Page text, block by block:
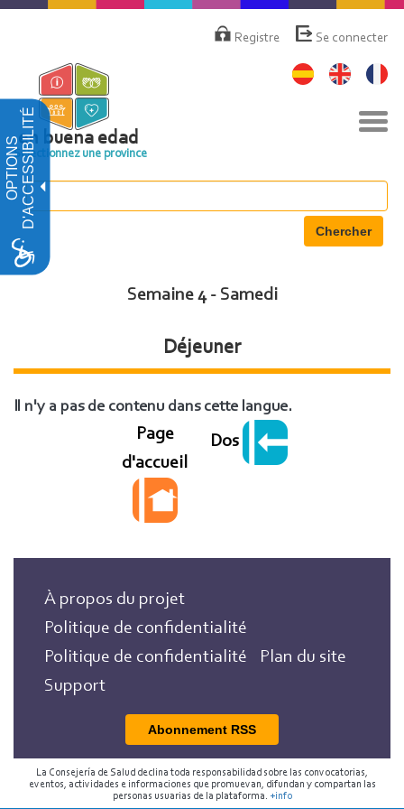
OPTIONSD'ACCESSIBILITÉ
Aller
principal
deRegistre Se connecter
la
en buena edad
Sélectionnez une province
Chercher
Semaine 4 - Samedi
Déjeuner
Il n'y a pas de contenu dans cette langue.
Page
d'accueil
Dos
À propos du projet
Politique de confidentialité
Politique de confidentialité
Plan du site
Support
Abonnement RSS
La Consejería de Salud declina toda responsabilidad sobre las convocatorias,
eventos, actividades e informaciones que promuevan, difundan y compartan las
personas usuarias de la plataforma. +info